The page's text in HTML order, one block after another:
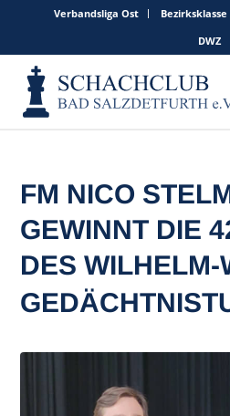
Verbandsliga Ost Bezirksklasse
DWZ
FM NICO
GEWINNT DIE
DES WILHELM-